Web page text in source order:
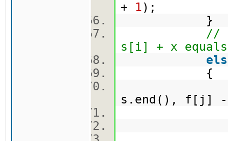
+ 1);
}
//
s[i] + x
{
s.end(),